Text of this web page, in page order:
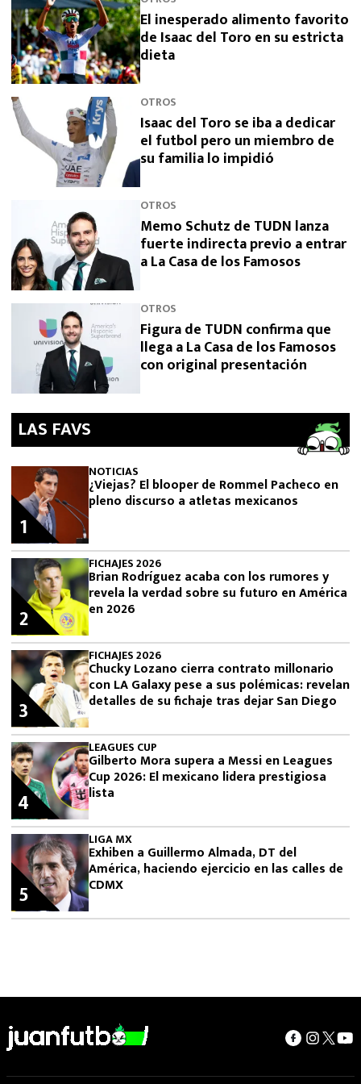
El inesperado alimento favorito
de Isaac del Toro en su estricta
dieta
OTROS
Isaac del Toro se iba a dedicar
el futbol pero un miembro de
su familia lo impidió
OTROS
Memo Schutz de TUDN lanza
fuerte indirecta previo a entrar
a La Casa de los Famosos
OTROS
Figura de TUDN confirma que
llega a La Casa de los Famosos
con original presentación
LAS FAVS
NOTICIAS
¿Viejas? El blooper de Rommel Pacheco en
pleno discurso a atletas mexicanos
1
FICHAJES 2026
Brian Rodríguez acaba con los rumores y
revela la verdad sobre su futuro en América
en 2026
2
FICHAJES 2026
Chucky Lozano cierra contrato millonario
con LA Galaxy pese a sus polémicas: revelan
detalles de su fichaje tras dejar San Diego
3
LEAGUES CUP
Gilberto Mora supera a Messi en Leagues
Cup 2026: El mexicano lidera prestigiosa
lista
4
LIGA MX
Exhiben a Guillermo Almada, DT del
América, haciendo ejercicio en las calles de
CDMX
5